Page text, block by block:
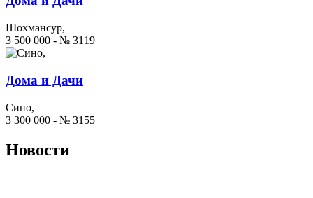
Шохмансур,
3 500 000 - № 3119
Дома и Дачи
Сино,
3 300 000 - № 3155
Новости